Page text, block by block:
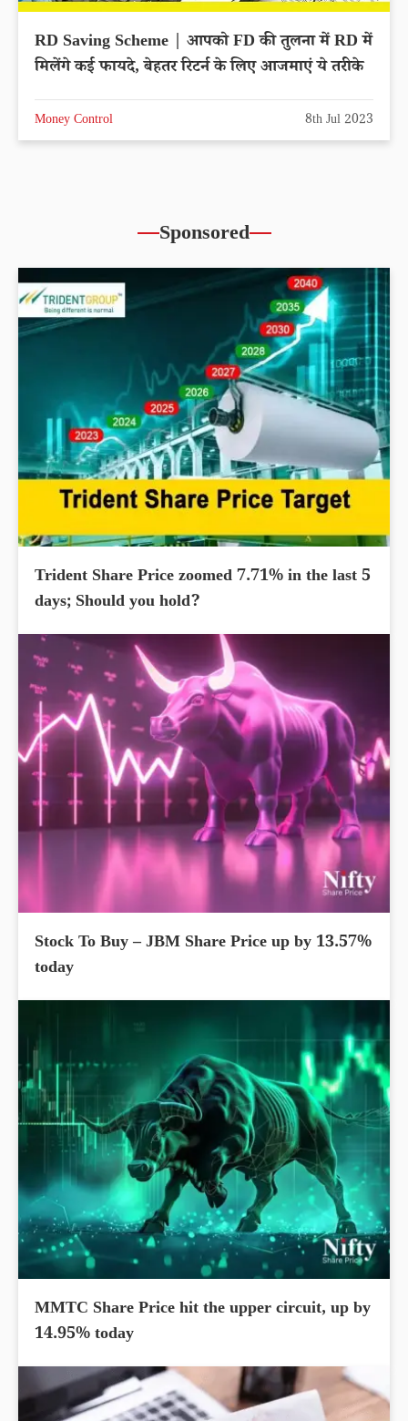
RD Saving Scheme | आपको FD की तुलना में RD में
मिलेंगे कई फायदे, बेहतर रिटर्न के लिए आजमाएं ये तरीके
Money Control 8th Jul 2023
Sponsored
Trident Share Price zoomed 7.71% in the last 5
days; Should you hold?
Stock To Buy – JBM Share Price up by 13.57%
today
MMTC Share Price hit the upper circuit, up by
14.95% today